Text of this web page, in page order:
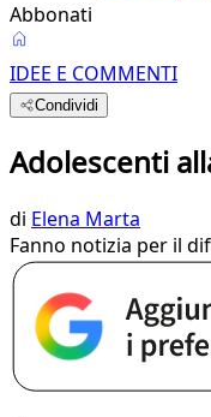
Abbonati
IDEE E COMMENTI
Condividi
Adolescenti
di Elena Marta
Fanno notizia per il